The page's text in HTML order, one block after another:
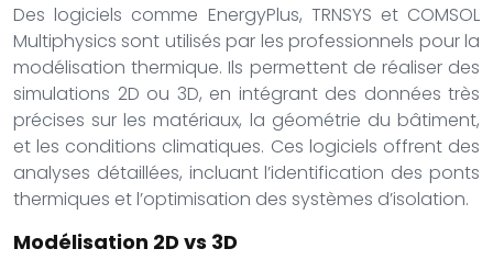
Des logiciels comme EnergyPlus, TRNSYS et COMSOL
Multiphysics sont utilisés par les professionnels pour la
modélisation thermique. Ils permettent de réaliser des
simulations 2D ou 3D, en intégrant des données très
précises sur les matériaux, la géométrie du bâtiment,
et les conditions climatiques. Ces logiciels offrent des
analyses détaillées, incluant l’identification des ponts
thermiques et l’optimisation des systèmes d’isolation.
Modélisation 2D vs 3D